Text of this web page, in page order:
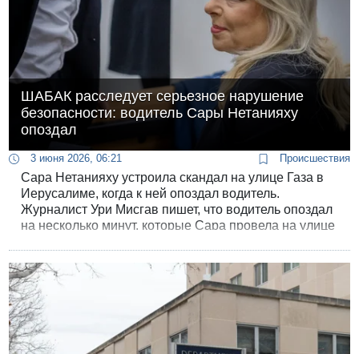
ШАБАК расследует серьезное нарушение
безопасности: водитель Сары Нетанияху
опоздал
3 июня 2026, 06:21 Происшествия
Сара Нетанияху устроила скандал на улице Газа в
Иерусалиме, когда к ней опоздал водитель.
Журналист Ури Мисгав пишет, что водитель опоздал
на несколько минут, которые Сара провела на улице